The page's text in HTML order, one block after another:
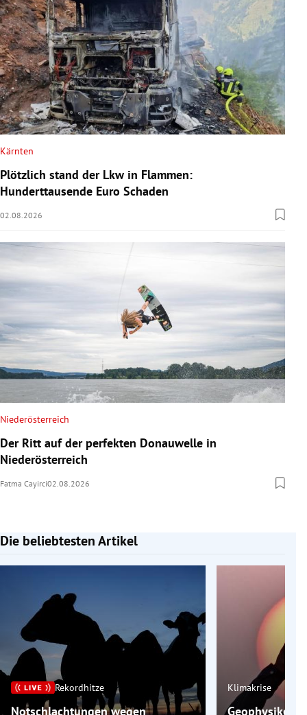
Kärnten
Plötzlich stand der Lkw in Flammen:
Hunderttausende Euro Schaden
02.08.2026
Niederösterreich
Der Ritt auf der perfekten Donauwelle in
Niederösterreich
Fatma Cayirci02.08.2026
Die beliebtesten Artikel
Slide 1 von 7
Rekordhitze
Notschlachtungen wegen
Klimakrise
Geophysiker: